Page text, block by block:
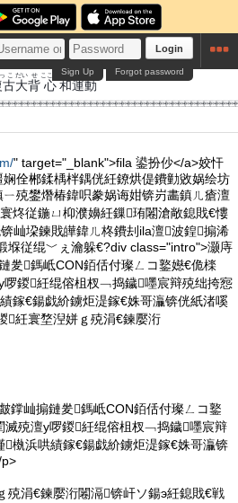
Login
Forgot password
Sign Up
古
こ
大
だい
背
せ
心
こころ
和
わ
運動
うんどう
" target="_blank">fila 鍙扮仯</a>姣忓
佺郴鍒楀柈鍝侊紝鐐烘偍鐨勭敓娲绘坊
殑鐢熸椿鍏呮豢娲诲姏锛岃畵鎮ㄦ瘡澶
炵従鍦ㄩ枊濮嬶紝鏁珛闂滄敞鎴戝€慺
屾垜鍊戝皣鍏ㄦ柊鐨刦ila澶波鍠搧浠
堢従绲﹀ぇ瀹躲€?div class="intro">灏庤
夎鎷岻CON銆佸付璨ㄥコ鐜嬨€佹檪
鍐紝绲傛柤杈﹁捣鐬嚜宸辩殑绌挎惌
鎵€鍚戯紒鐪炬湜鎵€姝哥灜锛侊紙渚嗘
紝寰堥湼姘ｇ殑涓€鍊嬮洐
鐣屾搧鏈夎鎷岻CON銆佸付璨ㄥコ鐜
殑澶у啰鍐紝绲傛柤杈﹁捣鐬嚜宸辩
槸浜哄績鎵€鍚戯紒鐪炬湜鎵€姝哥灜锛
殑涓€鍊嬮洐闂滆锛屽ソ鍚э紝鎴戝€戦